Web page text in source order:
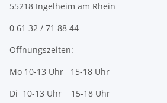
55218 Ingelheim am Rhein
0 61 32 / 71 88 44
Öffnungszeiten:
Mo 10-13 Uhr 15-18 Uhr
Di 10-13 Uhr 15-18 Uhr